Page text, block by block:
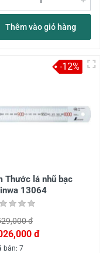
Thêm vào giỏ hàng
Thước lá nhũ bạc
13064
đ
đ
bán: 7
-12%